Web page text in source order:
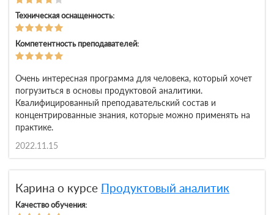
Техническая оснащенность:
Компетентность преподавателей:
Очень интересная программа для человека, который хочет
погрузиться в основы продуктовой аналитики.
Квалифицированный преподавательский состав и
концентрированные знания, которые можно применять на
практике.
2022.11.15
Карина о курсе Продуктовый аналитик
Качество обучения: